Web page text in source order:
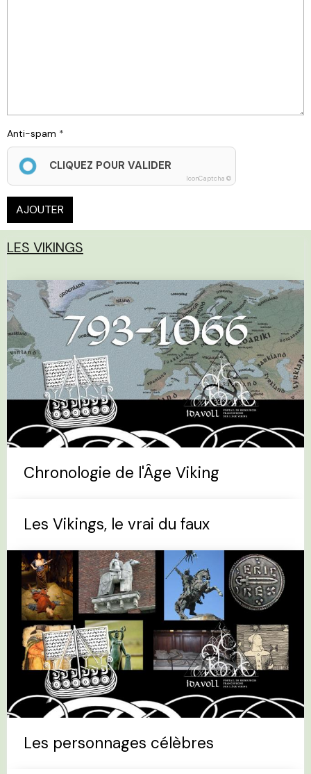
Anti-spam
CLIQUEZ POUR VALIDER
IconCaptcha ©
AJOUTER
LES VIKINGS
Chronologie de l'Âge Viking
Les Vikings, le vrai du faux
Les personnages célèbres